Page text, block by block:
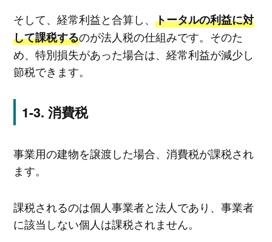
そして、経常利益と合算し、 トータルの利益に対
して課税するのが法人税の仕組みです。そのた
め、特別損失があった場合は、経常利益が減少し
節税できます。
消費税
事業用の建物を譲渡した場合、消費税が課税され
ます。
課税されるのは個人事業者と法人であり、事業者
に該当しない個人は課税されません。